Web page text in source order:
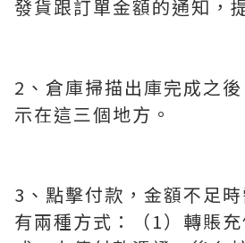
發貨跟訂單金額的通知，
2、倉庫掃描出庫完成之
示在這三個地方。
3、點擊付款，金額不足
有兩種方式：（1）轉賬